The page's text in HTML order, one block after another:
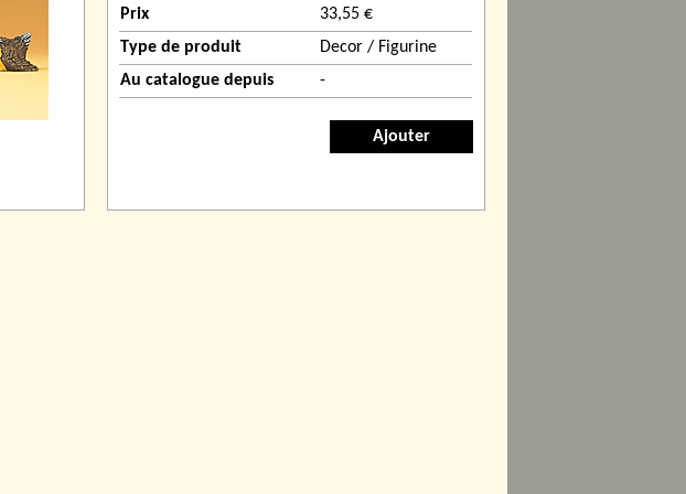
Prix
33,55 €
Type de produit
Decor / Figurine
Au catalogue depuis
-
Ajouter